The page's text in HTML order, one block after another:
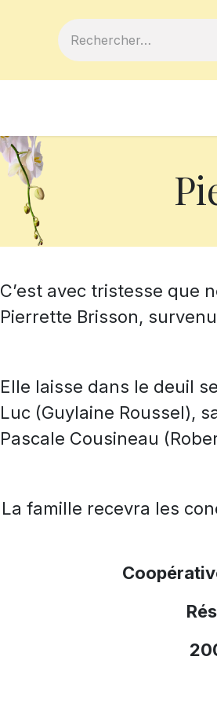
C’est avec tristesse que
Pierrette Brisson,
Elle laisse dans le deuil
Luc (Guylaine Roussel),
Pascale Cousineau
La famille recevra les